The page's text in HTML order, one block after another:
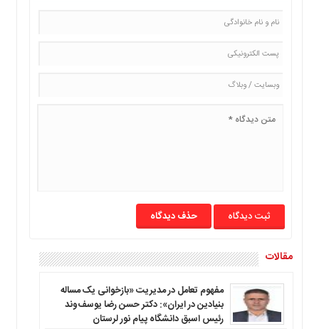
حذف دیدگاه
مقالات
مفهوم تعامل در مدیریت «بازخوانی یک مساله
بنیادین در ایران»: دکتر حسن رضا یوسف‌وند
رئیس اسبق دانشگاه پیام نور لرستان